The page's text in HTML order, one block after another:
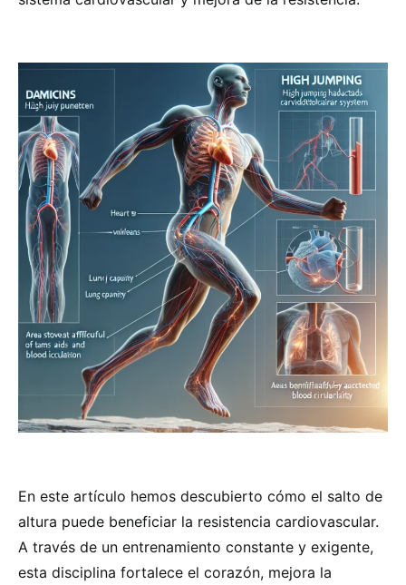
En este artículo hemos descubierto cómo el salto de
altura puede beneficiar la resistencia cardiovascular.
A través de un entrenamiento constante y exigente,
esta disciplina fortalece el corazón, mejora la